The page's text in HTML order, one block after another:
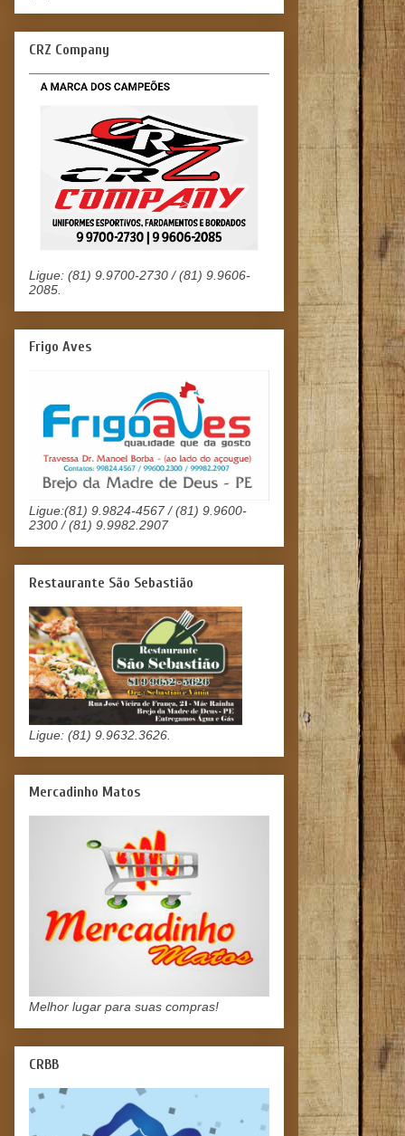
CRZ Company
Ligue: (81) 9.9700-2730 / (81) 9.9606-
2085.
Frigo Aves
Ligue:(81) 9.9824-4567 / (81) 9.9600-
2300 / (81) 9.9982.2907
Restaurante São Sebastião
Ligue: (81) 9.9632.3626.
Mercadinho Matos
Melhor lugar para suas compras!
CRBB